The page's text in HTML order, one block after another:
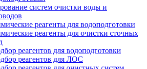
систем очистки воды и
реагенты для водоподготовки
реагенты для очистки сточных
реагентов для водоподготовки
реагентов для ЛОС